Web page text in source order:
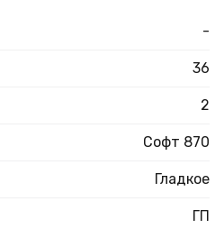
-
36
2
Софт 870
Гладкое
ГП